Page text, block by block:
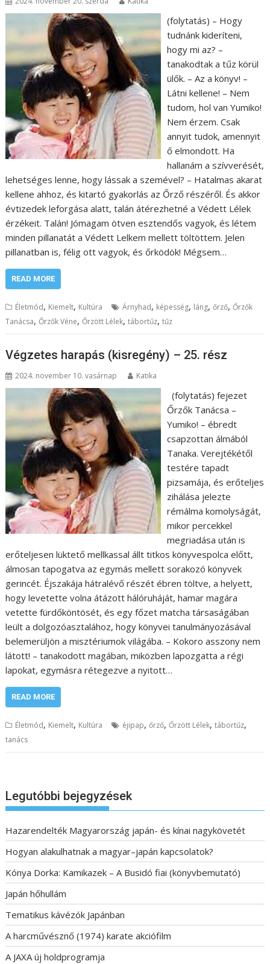
(folytatás) – Hogy
tudnánk kideríteni,
hogy mi az? –
tanakodtak a tűz körül
ülők. – Az a könyv! –
Látni kellene! – Nem
tudom, hol van Yumiko!
Nem érzem. Csak
annyit tudok, amennyit
ő elmondott. Ha
hallanám a szívverését,
lehetséges lenne, hogy lássak a szemével? – Hatalmas akarat
kellene ahhoz, és kitartó gyakorlás az Őrző részéről. És akkor
évtizedek leforgása alatt, talán átérezhetné a Védett Lélek
érzékeit. Talán! Jómagam ötven esztendős vagyok, és létem
minden pillanatát a Védett Lelkem mellett töltöttem. Jelen
pillanatban is, félig ott vagyok, és őrködök! Mégsem…
READ MORE
Életmód, Kiemelt, Kultúra Árnyhad, képesség, láng,őrző,Őrzők
Tanácsa,Őrzők Véne,Őrzött Lélek,tábortűz,tűz
Végzetes harapás (kisregény) – 25. rész
2024. november 10. vasárnap Katika
(folytatás) fejezet
Őrzők Tanácsa –
Yumiko! – ébredt
csapzottan álmából
Tanaka. Verejtékétől
testére tapadt
pizsamája, és erőteljes
zihálása jelezte
rémálma komolyságát,
mikor percekkel
megriadása után is
erőteljesen lüktető mellkassal állt titkos könyvespolca előtt,
álmosan tapogatva az egymás mellett sorakozó könyvek
gerincét. Éjszakája hátralévő részét ébren töltve, a helyett,
hogy levetette volna átázott hálóruháját, hamar magára
vetette fürdőköntösét, és egy főzet matcha társaságában
leült a dolgozóasztalához, hogy könyvei tanulmányozásával
belemerüljön a misztériumok világába. – Kokoro asszony nem
látott! – tanakodott magában, miközben lapozgatta a régi
lapokat, egymásra rétegezve a nyitott…
READ MORE
Életmód, Kiemelt, Kultúra éjipap,őrző,Őrzött Lélek,tábortűz,
tanács
Legutóbbi bejegyzések
Hazarendelték Magyarország japán- és kínai nagykövetét
Hogyan alakulhatnak a magyar–japán kapcsolatok?
Kónya Dorka: Kamikazek – A Busidó fiai (könyvbemutató)
Japán hőhullám
Tematikus kávézók Japánban
A harcművésznő (1974) karate akciófilm
A JAXA új holdprogramja